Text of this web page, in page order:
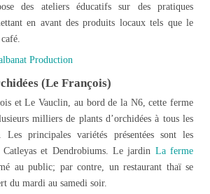
des ateliers éducatifs sur des pratiques
en avant des produits locaux tels que le
Production
(Le François)
et Le Vauclin, au bord de la N6, cette ferme
milliers de plants d’orchidées à tous les
Les principales variétés présentées sont les
Catleyas et Dendrobiums. Le jardin La ferme
au public; par contre, un restaurant thaï se
du mardi au samedi soir.